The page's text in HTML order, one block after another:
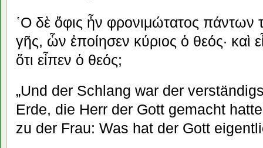
῾Ο δὲ ὄφις ἦν φρονιμώτατος πάντων
γῆς, ὧν ἐποίησεν κύριος ὁ θεός· καὶ
ὅτι εἶπεν ὁ θεός;
„Und der Schlang war der
Erde, die Herr der Gott gemacht
zu der Frau: Was hat der Gott